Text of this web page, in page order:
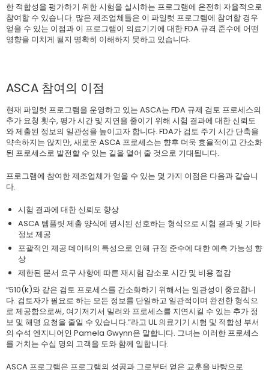
한 적합성을 평가하기 위한 시험을 실시하는 프로그램에 온전히 자율적으로
참여할 수 있습니다. 많은 제조업체들은 이 파일럿 프로그램에 참여할 경우
얻을 수 있는 이점과 이 프로그램이 의료기기에 대한 FDA 규격 준수에 어떤
영향을 미치게 될지 명확히 이해하지 못하고 있습니다.
ASCA 참여의 이점
현재 파일럿 프로그램을 운영하고 있는 ASCA는 FDA 규제 검토 프로세스의
추가 요청 횟수, 평가 시간 및 지연을 줄이기 위해 시험 결과에 대한 신뢰도
와 제출된 정보의 일관성을 높이고자 합니다. FDA가 검토 주기 시간 단축을
약속하지는 않지만, 새로운 ASCA 프로세스는 향후 더욱 효율적이고 간소화
된 프로세스로 발전할 수 있는 길을 열어 줄 것으로 기대됩니다.
프로그램에 참여한 제조업체가 얻을 수 있는 몇 가지 이점은 다음과 같습니
다.
시험 결과에 대한 신뢰도 향상
ASCA 템플릿 제출 양식에 명시된 선호하는 형식으로 시험 결과 및 기타
정보 제공
포괄적인 제공 데이터의 특성으로 인해 규정 준수에 대한 예측 가능성 향
상
제한된 문서 요구 사항에 따른 재시험 감소로 시간 및 비용 절감
“510(k)와 같은 검토 프로세스를 간소화하기 위해서는 일관성이 중요합니
다. 검토자가 필요로 하는 모든 정보를 단일하고 일관적이며 완전한 형식으
로 제공함으로써, 여기저기서 밀려와 프로세스를 지연시킬 수 있는 추가 정
보 및 해명 요청을 줄일 수 있습니다.”라고 UL 의료기기 시험 및 적합성 부서
의 수석 엔지니어인 Pamela Gwynn은 말합니다. 그녀는 이러한 프로세스
를 거치는 수십 명의 고객을 도와 함께 일합니다.
ASCA 프로그램은 프로그램의 성공과 그로부터 얻은 교훈을 바탕으로